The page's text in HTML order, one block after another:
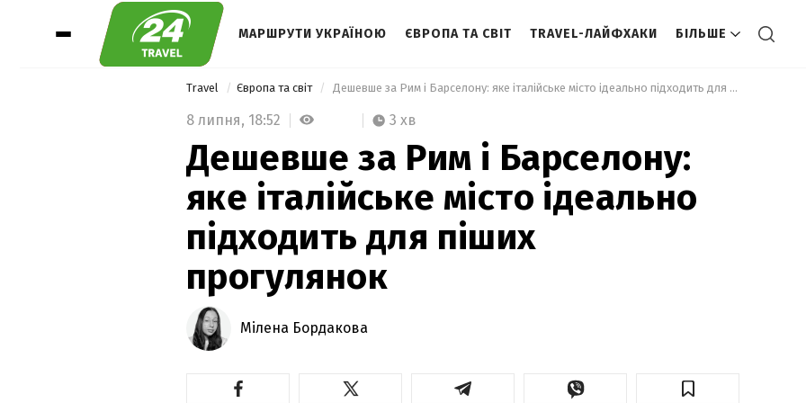
МАРШРУТИ УКРАЇНОЮ ЄВРОПА ТА СВІТ TRAVEL-ЛАЙФХАКИ БІЛЬШЕ
Travel Європа та світ Дешевше за Рим і Барселону: яке італійське місто ідеально підходить для піших прогулянок
8 липня, 18:52 3 хв
Дешевше за Рим і Барселону:
яке італійське місто ідеально
підходить для піших
прогулянок
Мілена Бордакова